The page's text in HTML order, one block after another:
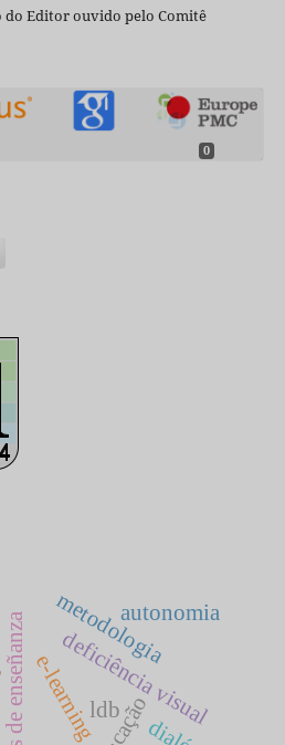
do Editor ouvido pelo Comitê
0
deficiência visual
e-learning
metodologiaautonomia
ldb